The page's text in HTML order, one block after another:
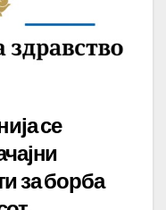
се
за борба